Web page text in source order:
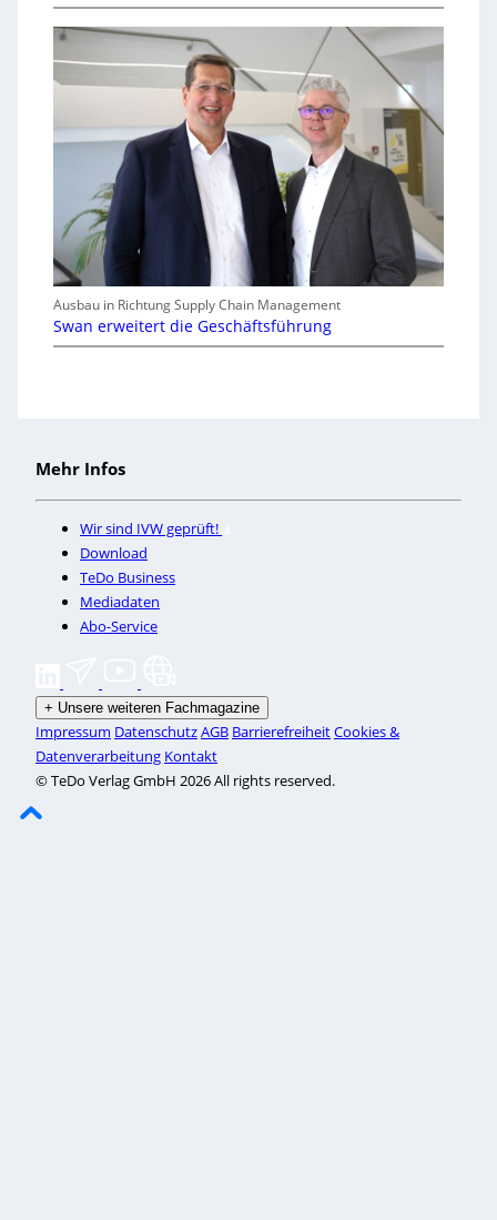
Ausbau in Richtung Supply Chain Management
Swan erweitert die Geschäftsführung
Mehr Infos
Wir sind IVW geprüft!
Download
TeDo Business
Mediadaten
Abo-Service
+ Unsere weiteren Fachmagazine
Impressum DatenschutzAGB BarrierefreiheitCookies &
Datenverarbeitung Kontakt
© TeDo Verlag GmbH 2026 All rights reserved.